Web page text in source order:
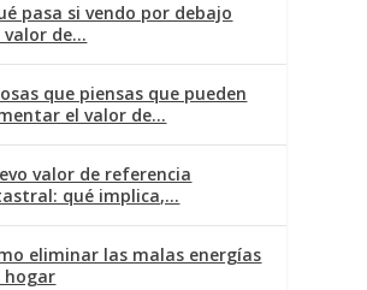
pasa si vendo por debajo
valor de…
que piensas que pueden
el valor de…
valor de referencia
qué implica,…
eliminar las malas energías
hogar